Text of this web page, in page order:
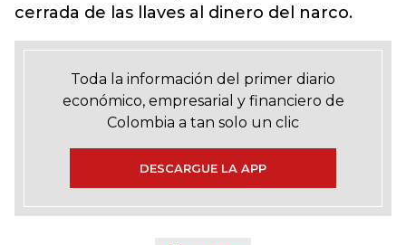
cerrada de las llaves al dinero del narco.
Toda la información del primer diario
económico, empresarial y financiero de
Colombia a tan solo un clic
DESCARGUE LA APP